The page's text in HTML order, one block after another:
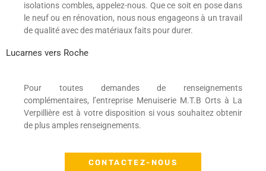
isolations combles, appelez-nous. Que ce soit en pose dans
le neuf ou en rénovation, nous nous engageons à un travail
de qualité avec des matériaux faits pour durer.
Lucarnes vers Roche
Pour toutes demandes de renseignements
complémentaires, l’entreprise Menuiserie M.T.B Orts à La
Verpillière est à votre disposition si vous souhaitez obtenir
de plus amples renseignements.
CONTACTEZ-NOUS